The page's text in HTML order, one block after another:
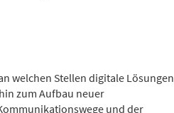
welchen Stellen digitale Lösungen
zum Aufbau neuer
und der